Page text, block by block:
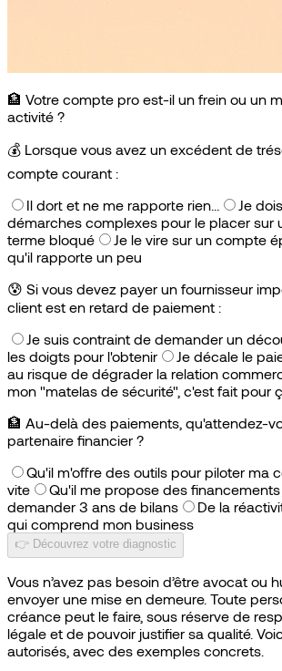
🏦 Votre compte pro est-il un frein ou un
activité ?
💰 Lorsque vous avez un excédent de
compte courant :
Il dort et ne me rapporte rien…
Je
démarches complexes pour le placer sur
terme bloqué
Je le vire sur un compte
qu'il rapporte un peu
😰 Si vous devez payer un fournisseur
client est en retard de paiement :
Je suis contraint de demander un
les doigts pour l'obtenir
Je décale le
au risque de dégrader la relation
mon "matelas de sécurité", c'est fait pour
🏦 Au-delà des paiements, qu'attendez-
partenaire financier ?
Qu'il m'offre des outils pour piloter ma
vite
Qu'il me propose des
demander 3 ans de bilans
De la
qui comprend mon business
👉 Découvrez votre diagnostic
Vous n’avez pas besoin d’être avocat ou
envoyer une mise en demeure. Toute
créance peut le faire, sous réserve de
légale et de pouvoir justifier sa qualité.
autorisés, avec des exemples concrets.